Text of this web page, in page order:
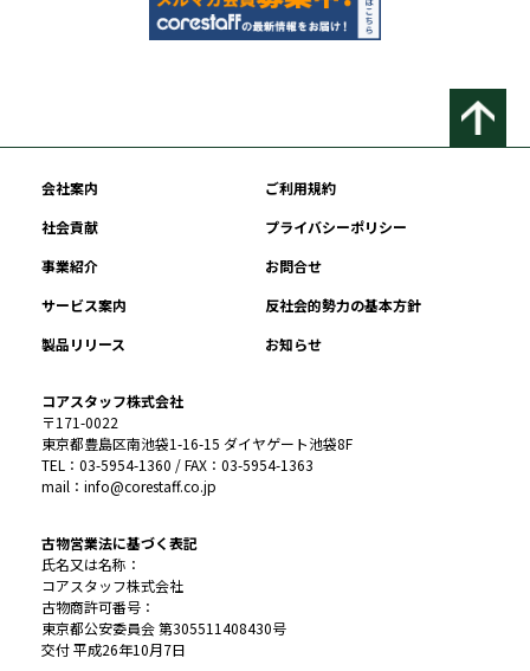
会社案内
ご利用規約
社会貢献
プライバシーポリシー
事業紹介
お問合せ
サービス案内
反社会的勢力の基本方針
製品リリース
お知らせ
コアスタッフ株式会社
〒171-0022
東京都豊島区南池袋1-16-15 ダイヤゲート池袋8F
TEL：03-5954-1360 / FAX：03-5954-1363
mail：info@corestaff.co.jp
古物営業法に基づく表記
氏名又は名称：
コアスタッフ株式会社
古物商許可番号：
東京都公安委員会 第305511408430号
交付 平成26年10月7日